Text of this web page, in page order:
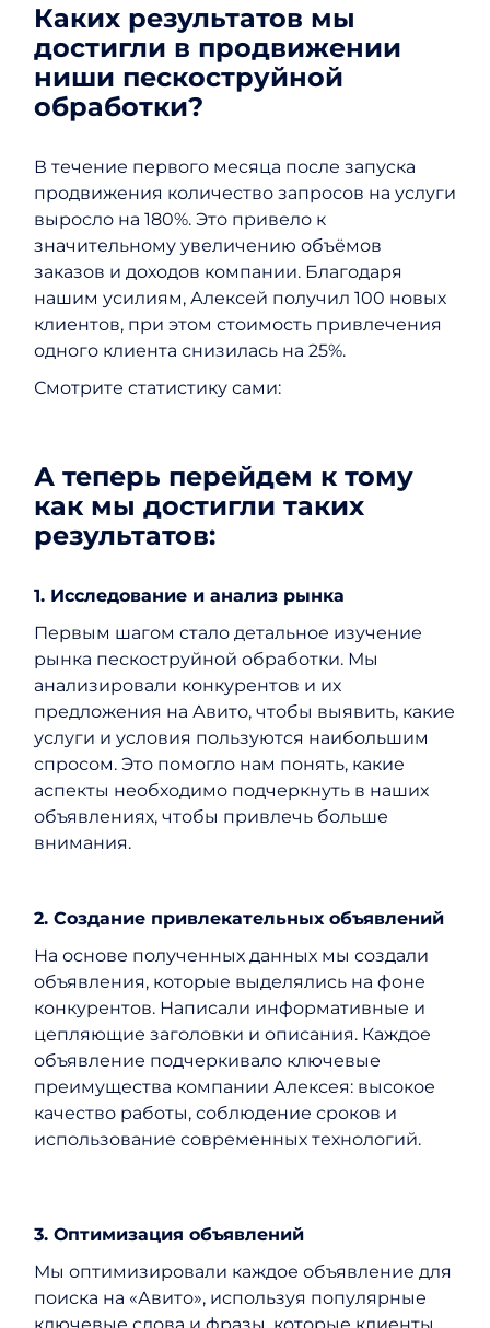
Каких результатов мы
достигли в продвижении
ниши пескоструйной
обработки?
В течение первого месяца после запуска
продвижения количество запросов на услуги
выросло на 180%. Это привело к
значительному увеличению объёмов
заказов и доходов компании. Благодаря
нашим усилиям, Алексей получил 100 новых
клиентов, при этом стоимость привлечения
одного клиента снизилась на 25%.
Смотрите статистику сами:
А теперь перейдем к тому
как мы достигли таких
результатов:
1. Исследование и анализ рынка
Первым шагом стало детальное изучение
рынка пескоструйной обработки. Мы
анализировали конкурентов и их
предложения на Авито, чтобы выявить, какие
услуги и условия пользуются наибольшим
спросом. Это помогло нам понять, какие
аспекты необходимо подчеркнуть в наших
объявлениях, чтобы привлечь больше
внимания.
2. Создание привлекательных объявлений
На основе полученных данных мы создали
объявления, которые выделялись на фоне
конкурентов. Написали информативные и
цепляющие заголовки и описания. Каждое
объявление подчеркивало ключевые
преимущества компании Алексея: высокое
качество работы, соблюдение сроков и
использование современных технологий.
3. Оптимизация объявлений
Мы оптимизировали каждое объявление для
поиска на «Авито», используя популярные